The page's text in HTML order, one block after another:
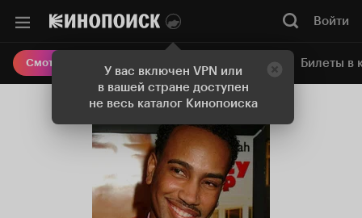
У вас включен VPN или
в вашей стране доступен
не весь каталог Кинопоиска
Войти
Смотреть кино Онлайн-кинотеатр Билеты в